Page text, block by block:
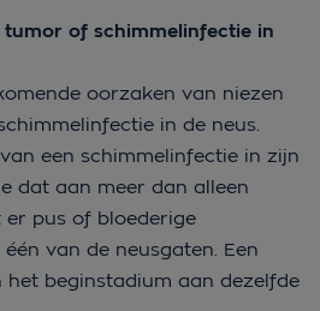
of schimmelinfectie in
oorzaken van niezen
in de neus.
een schimmelinfectie in zijn
dat aan meer dan alleen
er pus of bloederige
van de neusgaten. Een
beginstadium aan dezelfde